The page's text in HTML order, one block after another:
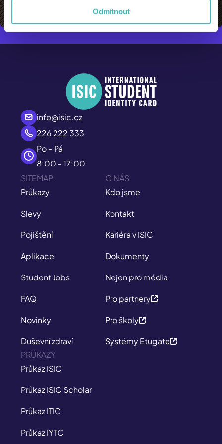
Odmítnout
info@isic.cz
226 222 333
Po – Pá
8:00 – 17:00
SITEMAP
Průkazy
Slevy
Pojištění
Aplikace
Student Jobs
FAQ
Novinky
Duševní zdraví
O NÁS
Kdo jsme
Kontakt
Kariéra v ISIC
Dokumenty
Nejen pro média
Pro partnery
Pro školy
Systémy Etugate
PRŮKAZY
Průkaz ISIC
Průkaz ISIC Scholar
Průkaz ITIC
Průkaz IYTC